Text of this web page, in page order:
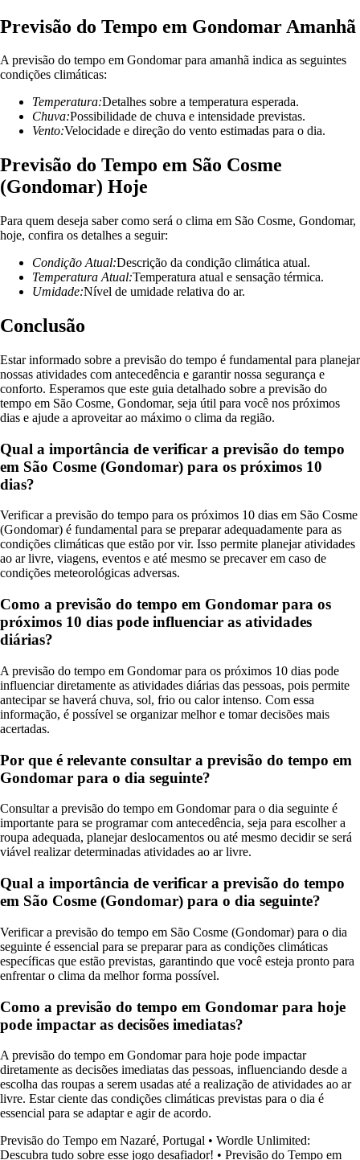
Previsão do Tempo em Gondomar Amanhã
A previsão do tempo em Gondomar para amanhã indica as seguintes
condições climáticas:
Temperatura:Detalhes sobre a temperatura esperada.
Chuva:Possibilidade de chuva e intensidade previstas.
Vento:Velocidade e direção do vento estimadas para o dia.
Previsão do Tempo em São Cosme
(Gondomar) Hoje
Para quem deseja saber como será o clima em São Cosme, Gondomar,
hoje, confira os detalhes a seguir:
Condição Atual:Descrição da condição climática atual.
Temperatura Atual:Temperatura atual e sensação térmica.
Umidade:Nível de umidade relativa do ar.
Conclusão
Estar informado sobre a previsão do tempo é fundamental para planejar
nossas atividades com antecedência e garantir nossa segurança e
conforto. Esperamos que este guia detalhado sobre a previsão do
tempo em São Cosme, Gondomar, seja útil para você nos próximos
dias e ajude a aproveitar ao máximo o clima da região.
Qual a importância de verificar a previsão do tempo
em São Cosme (Gondomar) para os próximos 10
dias?
Verificar a previsão do tempo para os próximos 10 dias em São Cosme
(Gondomar) é fundamental para se preparar adequadamente para as
condições climáticas que estão por vir. Isso permite planejar atividades
ao ar livre, viagens, eventos e até mesmo se precaver em caso de
condições meteorológicas adversas.
Como a previsão do tempo em Gondomar para os
próximos 10 dias pode influenciar as atividades
diárias?
A previsão do tempo em Gondomar para os próximos 10 dias pode
influenciar diretamente as atividades diárias das pessoas, pois permite
antecipar se haverá chuva, sol, frio ou calor intenso. Com essa
informação, é possível se organizar melhor e tomar decisões mais
acertadas.
Por que é relevante consultar a previsão do tempo em
Gondomar para o dia seguinte?
Consultar a previsão do tempo em Gondomar para o dia seguinte é
importante para se programar com antecedência, seja para escolher a
roupa adequada, planejar deslocamentos ou até mesmo decidir se será
viável realizar determinadas atividades ao ar livre.
Qual a importância de verificar a previsão do tempo
em São Cosme (Gondomar) para o dia seguinte?
Verificar a previsão do tempo em São Cosme (Gondomar) para o dia
seguinte é essencial para se preparar para as condições climáticas
específicas que estão previstas, garantindo que você esteja pronto para
enfrentar o clima da melhor forma possível.
Como a previsão do tempo em Gondomar para hoje
pode impactar as decisões imediatas?
A previsão do tempo em Gondomar para hoje pode impactar
diretamente as decisões imediatas das pessoas, influenciando desde a
escolha das roupas a serem usadas até a realização de atividades ao ar
livre. Estar ciente das condições climáticas previstas para o dia é
essencial para se adaptar e agir de acordo.
Previsão do Tempo em Nazaré, Portugal • Wordle Unlimited:
Descubra tudo sobre esse jogo desafiador! • Previsão do Tempo em